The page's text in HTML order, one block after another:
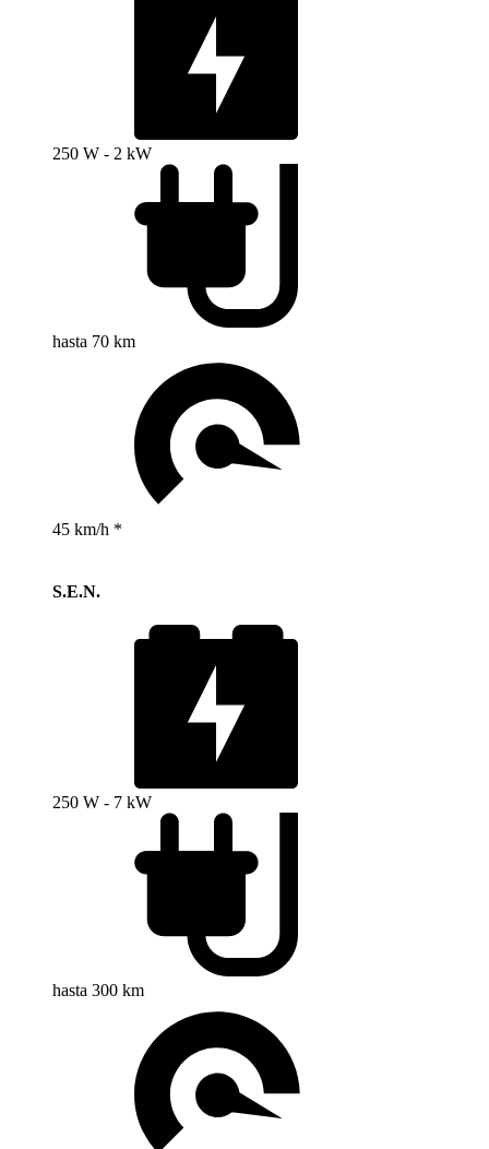
250 W - 2 kW
hasta 70 km
45 km/h *
S.E.N.
250 W - 7 kW
hasta 300 km